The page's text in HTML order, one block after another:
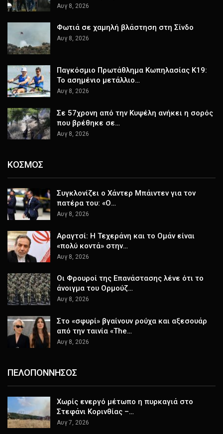
Αυγ 8, 2026
Φωτιά σε χαμηλή βλάστηση στη Σίνδο
Αυγ 8, 2026
Παγκόσμιο Πρωτάθλημα Κωπηλασίας Κ19:
Το ασημένιο μετάλλιο…
Αυγ 8, 2026
Σε 57χρονη από την Κυψέλη ανήκει η σορός
που βρέθηκε σε…
Αυγ 8, 2026
ΚΟΣΜΟΣ
Συγκλονίζει ο Χάντερ Μπάιντεν για τον
πατέρα του: «Ο…
Αυγ 8, 2026
Αραγτσί: Η Τεχεράνη και το Ομάν είναι
«πολύ κοντά» στην…
Αυγ 8, 2026
Οι Φρουροί της Επανάστασης λένε ότι το
άνοιγμα του Ορμούζ…
Αυγ 8, 2026
Στο «σφυρί» βγαίνουν ρούχα και αξεσουάρ
από την ταινία «The…
Αυγ 8, 2026
ΠΕΛΟΠΟΝΝΗΣΟΣ
Χωρίς ενεργό μέτωπο η πυρκαγιά στο
Στεφάνι Κορινθίας –…
Αυγ 7, 2026